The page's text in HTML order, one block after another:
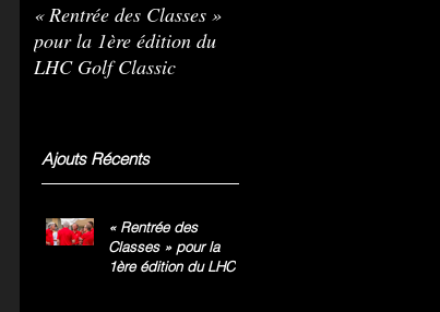
« Rentrée des Classes »
pour la 1ère édition du
LHC Golf Classic
Ajouts Récents
« Rentrée des
Classes » pour la
1ère édition du LHC